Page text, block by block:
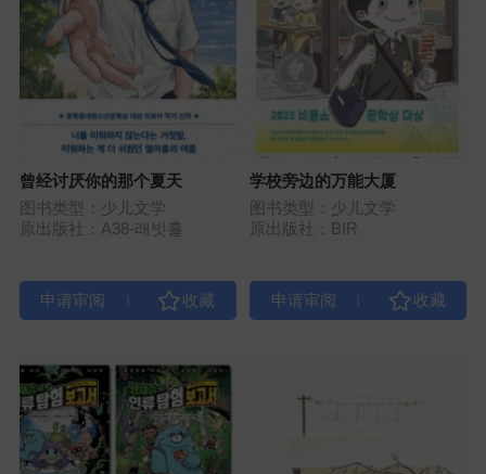
曾经讨厌你的那个夏天
图书类型：少儿文学
原出版社：A38-래빗홀
学校旁边的万能大厦
图书类型：少儿文学
原出版社：BIR